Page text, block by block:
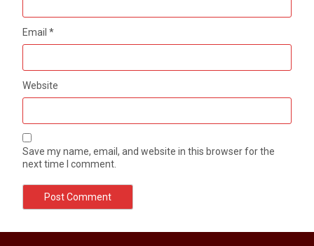
Email*
Website
Save my name, email, and website in this browser for the
next time I comment.